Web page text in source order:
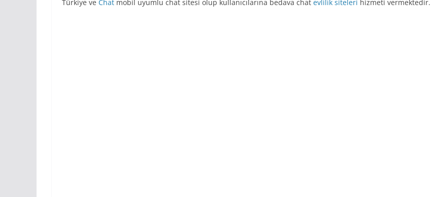
Türkiye ve Chat mobil uyumlu chat sitesi olup kullanıcılarına bedava chat evlilik siteleri hizmeti vermektedir.